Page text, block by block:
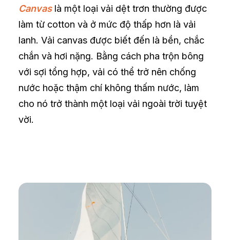
Canvaslà một loại vải dệt trơn thường được
làm từ cotton và ở mức độ thấp hơn là vải
lanh. Vải canvas được biết đến là bền, chắc
chắn và hơi nặng. Bằng cách pha trộn bông
với sợi tổng hợp, vải có thể trở nên chống
nước hoặc thậm chí không thấm nước, làm
cho nó trở thành một loại vải ngoài trời tuyệt
vời.